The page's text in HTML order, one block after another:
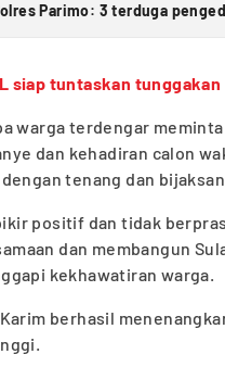
Parimo: 3 terduga
siap tuntaskan
warga terdengar
dan kehadiran calon
tenang dan
positif dan tidak
dan membangun
kekhawatiran warga.
berhasil